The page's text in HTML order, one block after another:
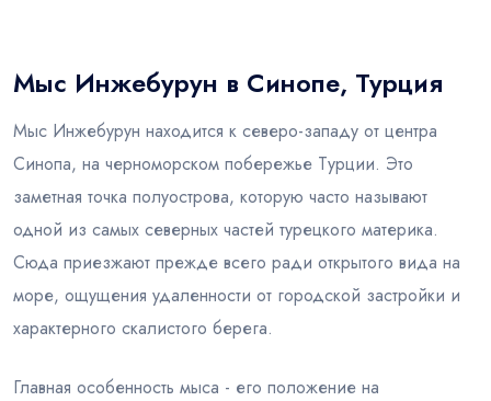
Мыс Инжебурун в Синопе, Турция
Мыс Инжебурун находится к северо-западу от центра
Синопа, на черноморском побережье Турции. Это
заметная точка полуострова, которую часто называют
одной из самых северных частей турецкого материка.
Сюда приезжают прежде всего ради открытого вида на
море, ощущения удаленности от городской застройки и
характерного скалистого берега.
Главная особенность мыса - его положение на